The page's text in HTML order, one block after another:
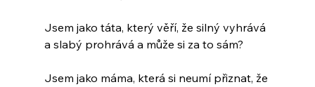
Jsem jako táta, který věří, že silný vyhrává
a slabý prohrává a může si za to sám?
Jsem jako máma, která si neumí přiznat, že